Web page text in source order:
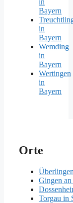
in
Bayern
in
Bayern
Wemding
in
Bayern
Wertingen
in
Bayern
Orte
Gingen
Torgau in